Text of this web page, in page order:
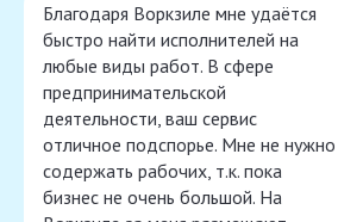
Благодаря Воркзиле мне удаётся
быстро найти исполнителей на
любые виды работ. В сфере
предпринимательской
деятельности, ваш сервис
отличное подспорье. Мне не нужно
содержать рабочих, т.к. пока
бизнес не очень большой. На